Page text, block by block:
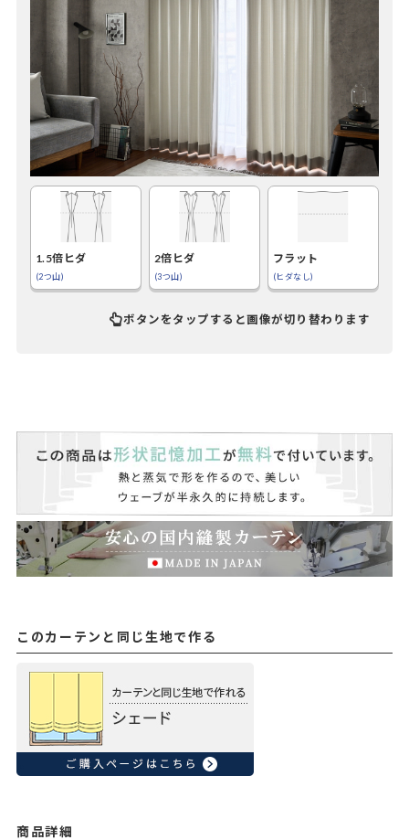
1.5倍ヒダ
(2つ山)
2倍ヒダ
(3つ山)
フラット
(ヒダなし)
ボタンをタップすると画像が切り替わります
このカーテンと同じ生地で作る
商品詳細